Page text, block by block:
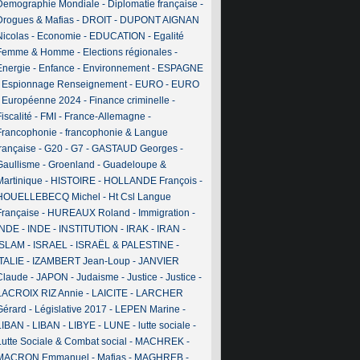
Mondiale - Diplomatie française -
& Mafias- DROIT- DUPONT AIGNAN
- Economie - EDUCATION - Egalité
& Homme - Elections régionales-
- Enfance - Environnement- ESPAGNE
Espionnage Renseignement- EURO- EURO
Européenne 2024- Finance criminelle -
- FMI - France-Allemagne -
- francophonie & Langue
- G20- G7 - GASTAUD Georges-
- Groenland - Guadeloupe &
- HISTOIRE- HOLLANDE François-
Michel - Ht Csl Langue
- HUREAUX Roland - Immigration -
- INDE- INSTITUTION - IRAK- IRAN -
- ISRAEL- ISRAËL & PALESTINE-
- IZAMBERT Jean-Loup- JANVIER
- JAPON - Judaisme - Justice - Justice -
RIZ Annie - LAICITE- LARCHER
- Législative 2017 - LEPEN Marine -
- LIBAN - LIBYE- LUNE- lutte sociale -
Sociale & Combat social - MACHREK-
Emmanuel - Mafias- MAGHREB-